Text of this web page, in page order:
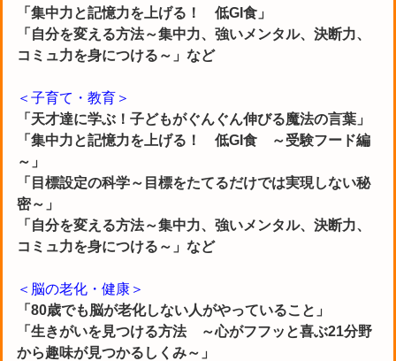
「集中力と記憶力を上げる！ 低GI食」
「自分を変える方法～集中力、強いメンタル、決断力、
コミュ力を身につける～」など
＜子育て・教育＞
「天才達に学ぶ！子どもがぐんぐん伸びる魔法の言葉」
「集中力と記憶力を上げる！ 低GI食 ～受験フード編
～」
「目標設定の科学～目標をたてるだけでは実現しない秘
密～」
「自分を変える方法～集中力、強いメンタル、決断力、
コミュ力を身につける～」など
＜脳の老化・健康＞
「80歳でも脳が老化しない人がやっていること」
「生きがいを見つける方法 ～心がフフッと喜ぶ21分野
から趣味が見つかるしくみ～」